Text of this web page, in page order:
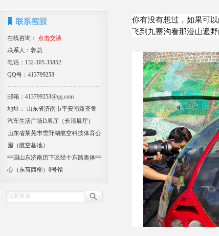
在线咨询：
点击交谈
联系人：郭总
电话：132-105-35852
QQ号：413799253
邮箱：413799253@qq.com
地址： 山东省济南市平安南路齐鲁
汽车生活广场D展厅（长清展厅）
山东省莱芜市雪野湖航空科技体育公
园（航空基地）
中国山东济南历下区经十东路奥体中
心（东荷西柳）8号馆
你有没有想过，如果可
飞到九寨沟看那漫山遍